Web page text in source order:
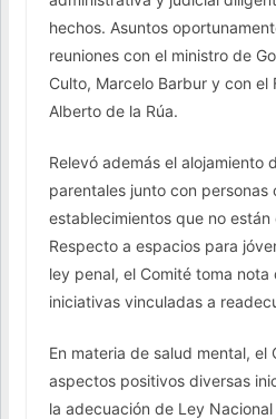
hechos. Asuntos
reuniones con el ministro de
Culto, Marcelo Barbur y con el
Alberto de la Rúa.
Relevó además el alojamiento
parentales junto con
establecimientos que no están
Respecto a espacios para
ley penal, el Comité toma nota
iniciativas vinculadas a
En materia de salud mental, el
aspectos positivos diversas
la adecuación de Ley